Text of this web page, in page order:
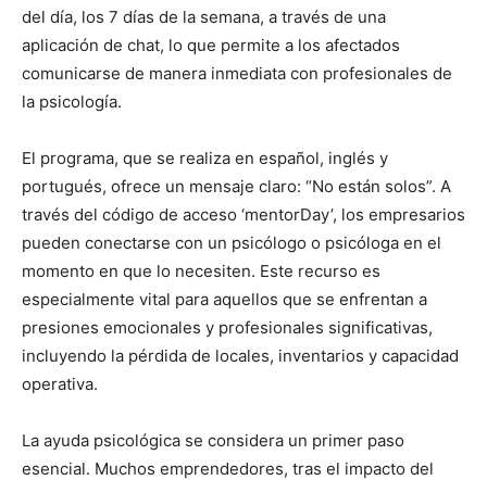
del día, los 7 días de la semana, a través de una
aplicación de chat, lo que permite a los afectados
comunicarse de manera inmediata con profesionales de
la psicología.
El programa, que se realiza en español, inglés y
portugués, ofrece un mensaje claro: “No están solos”. A
través del código de acceso ‘mentorDay’, los empresarios
pueden conectarse con un psicólogo o psicóloga en el
momento en que lo necesiten. Este recurso es
especialmente vital para aquellos que se enfrentan a
presiones emocionales y profesionales significativas,
incluyendo la pérdida de locales, inventarios y capacidad
operativa.
La ayuda psicológica se considera un primer paso
esencial. Muchos emprendedores, tras el impacto del